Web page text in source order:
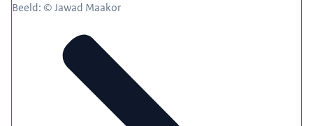
Beeld: © Jawad Maakor